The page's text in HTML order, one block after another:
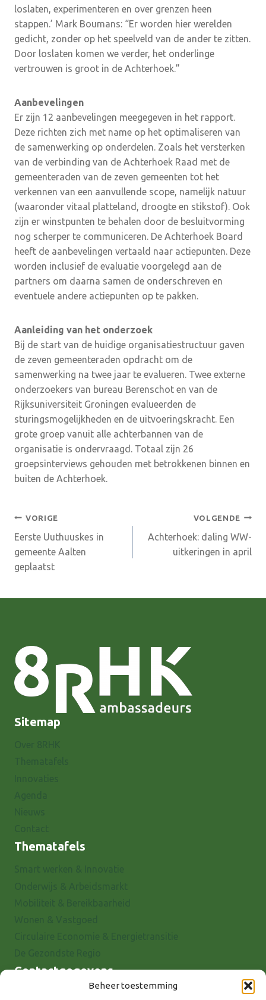
Beheer toestemming
loslaten, experimenteren en over grenzen heen
stappen.’ Mark Boumans: “Er worden hier werelden
gedicht, zonder op het speelveld van de ander te zitten.
Door loslaten komen we verder, het onderlinge
vertrouwen is groot in de Achterhoek.”
Aanbevelingen
Er zijn 12 aanbevelingen meegegeven in het rapport.
Deze richten zich met name op het optimaliseren van
de samenwerking op onderdelen. Zoals het versterken
van de verbinding van de Achterhoek Raad met de
gemeenteraden van de zeven gemeenten tot het
verkennen van een aanvullende scope, namelijk natuur
(waaronder vitaal platteland, droogte en stikstof). Ook
zijn er winstpunten te behalen door de besluitvorming
nog scherper te communiceren. De Achterhoek Board
heeft de aanbevelingen vertaald naar actiepunten. Deze
worden inclusief de evaluatie voorgelegd aan de
partners om daarna samen de onderschreven en
eventuele andere actiepunten op te pakken.
Aanleiding van het onderzoek
Bij de start van de huidige organisatiestructuur gaven
de zeven gemeenteraden opdracht om de
samenwerking na twee jaar te evalueren. Twee externe
onderzoekers van bureau Berenschot en van de
Rijksuniversiteit Groningen evalueerden de
sturingsmogelijkheden en de uitvoeringskracht. Een
grote groep vanuit alle achterbannen van de
organisatie is ondervraagd. Totaal zijn 26
groepsinterviews gehouden met betrokkenen binnen en
buiten de Achterhoek.
Bericht
navigatie
VORIGE
Eerste Uuthuuskes in
gemeente Aalten
geplaatst
VOLGENDE
Achterhoek: daling WW-
uitkeringen in april
Sitemap
Thematafels
Contactgegevens